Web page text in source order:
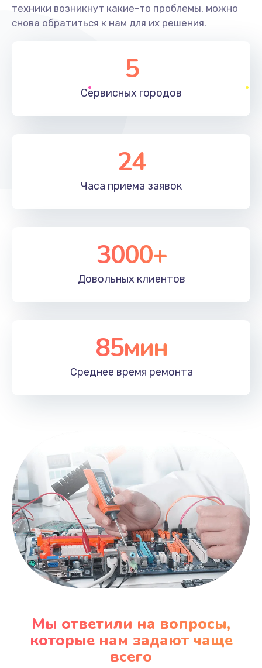
техники возникнут какие-то проблемы, можно
снова обратиться к нам для их решения.
5
Сервисных городов
24
Часа приема заявок
3000+
Довольных клиентов
85мин
Среднее время ремонта
Мы ответили на вопросы,
которые нам задают чаще
всего